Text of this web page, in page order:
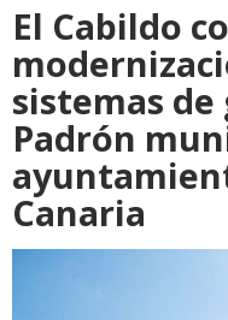
El Cabildo
sistemas
Padrón
Canaria